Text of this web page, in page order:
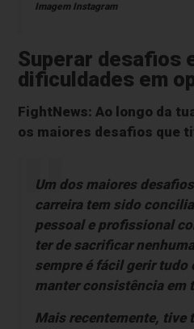
Imagem Instagram
Superar desafios
dificuldades em
FightNews: Ao longo da
os maiores desafios que
Um dos maiores
carreira tem sido
pessoal e profissional
ter de sacrificar
sempre é fácil gerir tudo
manter consistência em
Mais recentemente, tive